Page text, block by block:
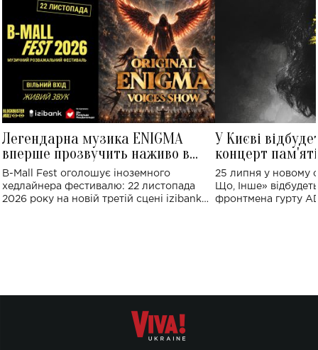
Легендарна музика ENIGMA
вперше прозвучить наживо в
Україні: де відбудеться концерт
B-Mall Fest оголошує іноземного
хедлайнера фестивалю: 22 листопада
2026 року на новій третій сцені izibank
У Києві
концерт
Клименка:
виконають
25 липня у новому
Що, Інше»
фронтмена гурту